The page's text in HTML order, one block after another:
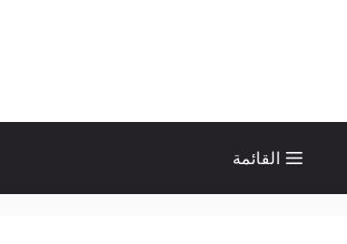
القائمة